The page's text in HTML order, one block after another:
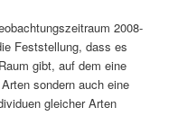
2008-
Feststellung, dass es
gibt, auf dem eine
sondern auch eine
gleicher Arten